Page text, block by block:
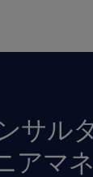
サル
アマ